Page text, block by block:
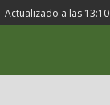
Actualizado a las 13:10